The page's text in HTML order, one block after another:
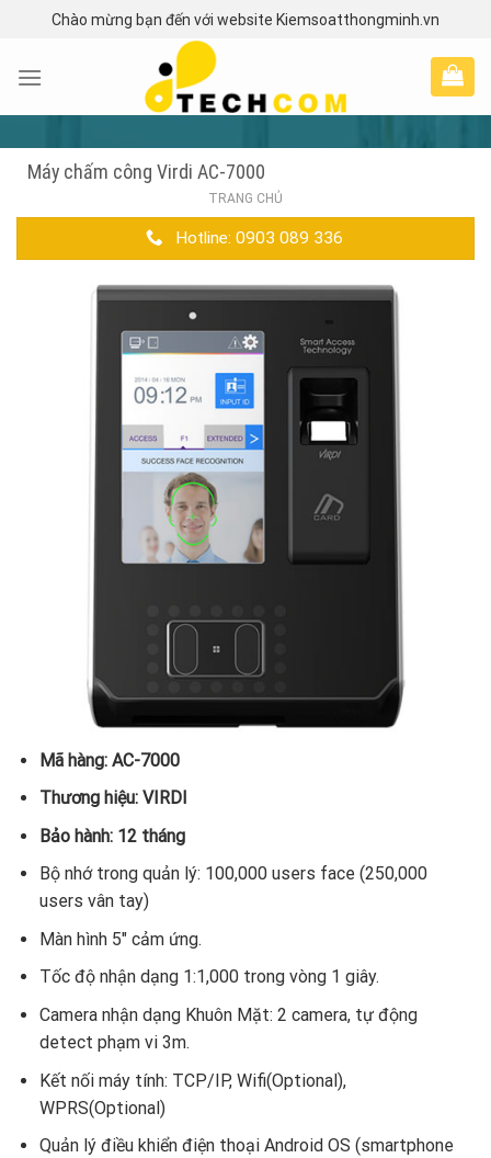
content
Chào mừng bạn đến với website Kiemsoatthongminh.vn
Máy chấm công Virdi AC-7000
TRANG CHỦ
Hotline: 0903 089 336
Mã hàng: AC-7000
Thương hiệu: VIRDI
Bảo hành: 12 tháng
Bộ nhớ trong quản lý: 100,000 users face (250,000
users vân tay)
Màn hình 5″ cảm ứng.
Tốc độ nhận dạng 1:1,000 trong vòng 1 giây.
Camera nhận dạng Khuôn Mặt: 2 camera, tự động
detect phạm vi 3m.
Kết nối máy tính: TCP/IP, Wifi(Optional),
WPRS(Optional)
Quản lý điều khiển điện thoại Android OS (smartphone